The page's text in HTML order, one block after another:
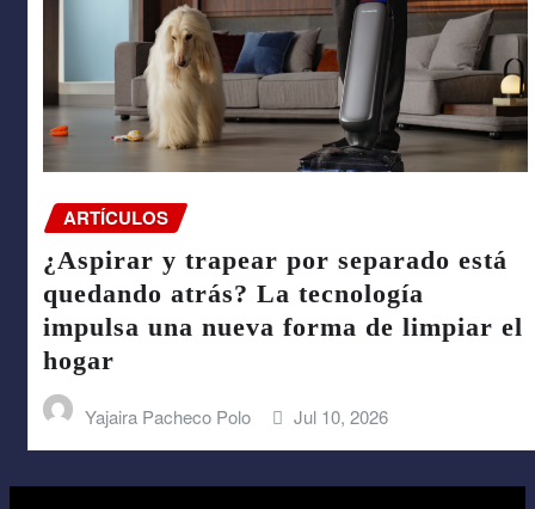
ARTÍCULOS
¿Aspirar y trapear por separado está
quedando atrás? La tecnología
impulsa una nueva forma de limpiar el
hogar
Yajaira Pacheco Polo Jul 10, 2026